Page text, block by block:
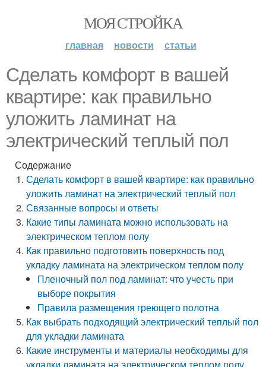
МОЯ СТРОЙКА
главная новости статьи
Сделать комфорт в вашей
квартире: как правильно
уложить ламинат на
электрический теплый пол
Содержание
Сделать комфорт в вашей квартире: как правильно
уложить ламинат на электрический теплый пол
Связанные вопросы и ответы
Какие типы ламината можно использовать на
электрическом теплом полу
Как правильно подготовить поверхность под
укладку ламината на электрическом теплом полу
Пленочный пол под ламинат: что учесть при
выборе покрытия
Правила размещения греющего полотна
Как выбрать подходящий электрический теплый пол
для укладки ламината
Какие инструменты и материалы необходимы для